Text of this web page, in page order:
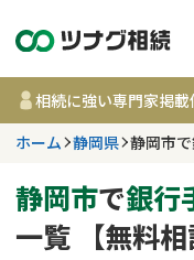
相続に強い専門家掲載
ホーム 静岡県 静岡市
静岡市で銀行
一覧 【無料相